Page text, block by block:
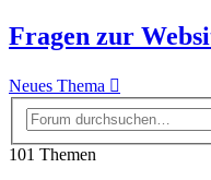
Fragen zur
Neues Thema
101 Themen